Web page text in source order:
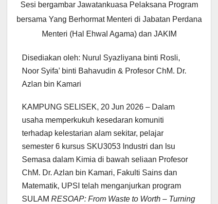
Sesi bergambar Jawatankuasa Pelaksana Program
bersama Yang Berhormat Menteri di Jabatan Perdana
Menteri (Hal Ehwal Agama) dan JAKIM
Disediakan oleh: Nurul Syazliyana binti Rosli,
Noor Syifa’ binti Bahavudin & Profesor ChM. Dr.
Azlan bin Kamari
KAMPUNG SELISEK, 20 Jun 2026 – Dalam
usaha memperkukuh kesedaran komuniti
terhadap kelestarian alam sekitar, pelajar
semester 6 kursus SKU3053 Industri dan Isu
Semasa dalam Kimia di bawah seliaan Profesor
ChM. Dr. Azlan bin Kamari, Fakulti Sains dan
Matematik, UPSI telah menganjurkan program
SULAM RESOAP: From Waste to Worth – Turning